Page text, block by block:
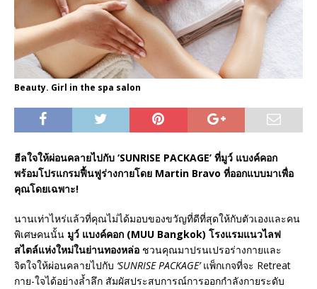
Beauty. Girl in the spa salon
ฮีลใจให้ผ่อนคลายไปกับ ‘SUNRISE PACKAGE’ ที่มูว์ แบงค์คอก
พร้อมโปรแกรมฟื้นฟูร่างกายโดย Martin Bravo ที่ออกแบบมาเพื่อ
คุณโดยเฉพาะ!
นานเท่าไหร่แล้วที่คุณไม่ได้มอบของขวัญที่ดีที่สุดให้กับตัวเองและคน
พิเศษคนนั้น มูว์ แบงค์คอก (MUU Bangkok) โรงแรมแนวไลฟ
สไตล์แห่งใหม่ในย่านทองหล่อ ชวนคุณมาปรนเปรอร่างกายและ
จิตใจให้ผ่อนคลายไปกับ ‘SUNRISE PACKAGE’แพ็กเกจที่จะ Retreat
กาย-ใจได้อย่างล้ำลึก สัมผัสประสบการณ์การออกกำลังกายระดับ